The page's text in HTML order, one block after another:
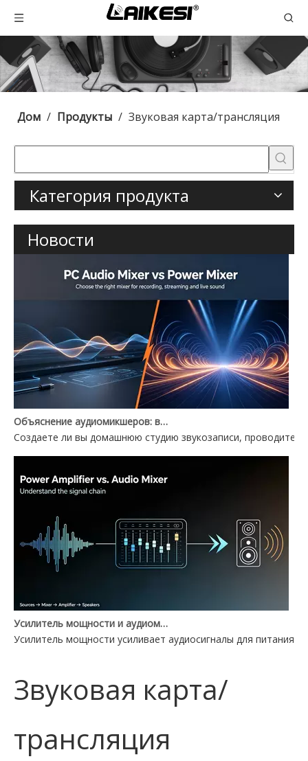
Дом / Продукты / Звуковая карта/трансляция
Категория продукта
Новости
Объяснение аудиомикшеров: выбор между аудиомикшером для ПК и Power Mixer
Создаете ли вы домашнюю студию звукозаписи, проводите
Усилитель мощности и аудиомикшер: в чем разница?
Усилитель мощности усиливает аудиосигналы для питания
Звуковая карта/
трансляция